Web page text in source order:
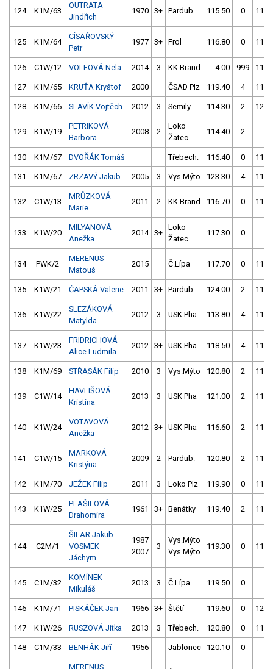
124 K1M/63
OUTRATA
Jindřich
1970 3+ Pardub. 115.50 0
125 K1M/64
CÍSAŘOVSKÝ
Petr
1977 3+ Frol 116.80 0
126 C1W/12 VOLFOVÁ Nela 2014 3 KK Brand 4.00 999
127 K1M/65 KRUŤA Kryštof 2000 ČSAD Plz 119.40 4
128 K1M/66 SLAVÍK Vojtěch 2012 3 Semily 114.30 2
129 K1W/19
PETRIKOVÁ
Barbora
2008 2
Loko
Žatec
114.40 2
130 K1M/67 DVOŘÁK Tomáš Třebech. 116.40 0
131 K1M/67 ZRZAVÝ Jakub 2005 3 Vys.Mýto 123.30 4
132 C1W/13
MRŮZKOVÁ
Marie
2011 2 KK Brand 116.70 0
133 K1W/20
MILYANOVÁ
Anežka
2014 3+
Loko
Žatec
117.30 0
134 PWK/2
MERENUS
Matouš
2015 Č.Lípa 117.70 0
135 K1W/21 ČAPSKÁ Valerie 2011 3+ Pardub. 124.00 2
136 K1W/22
SLEZÁKOVÁ
Matylda
2012 3 USK Pha 113.80 4
137 K1W/23
FRIDRICHOVÁ
Alice Ludmila
2012 3+ USK Pha 118.50 4
138 K1M/69 STŘASÁK Filip 2010 3 Vys.Mýto 120.80 2
139 C1W/14
HAVLIŠOVÁ
Kristína
2013 3 USK Pha 121.00 2
140 K1W/24
VOTAVOVÁ
Anežka
2012 3+ USK Pha 116.60 2
141 C1W/15
MARKOVÁ
Kristýna
2009 2 Pardub. 120.80 2
142 K1M/70 JEŽEK Filip 2011 3 Loko Plz 119.90 0
143 K1W/25
PLAŠILOVÁ
Drahomíra
1961 3+ Benátky 119.40 2
144 C2M/1
ŠILAR Jakub
VOSMEK
Jáchym
1987
2007
3
Vys.Mýto
Vys.Mýto
119.30 0
145 C1M/32
KOMÍNEK
Mikuláš
2013 3 Č.Lípa 119.50 0
146 K1M/71 PISKÁČEK Jan 1966 3+ Štětí 119.60 0
147 K1W/26 RUSZOVÁ Jitka 2013 3 Třebech. 120.80 0
148 C1M/33 BENHÁK Jiří 1956 Jablonec 120.10 0
MERENUS